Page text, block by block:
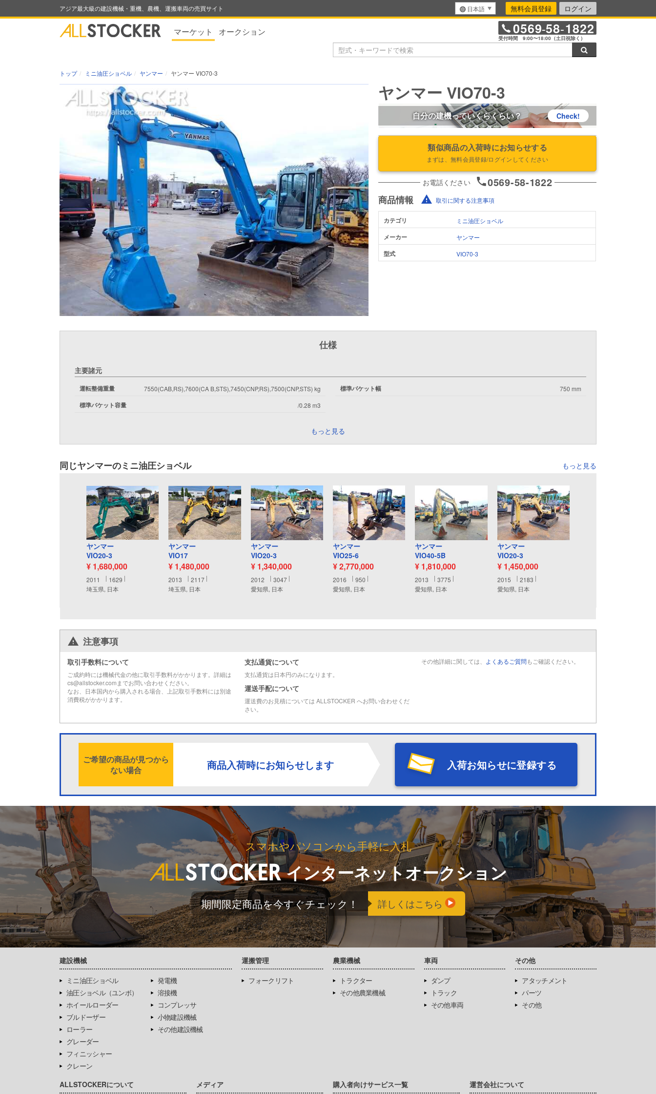
アジア最大級の建設機械・重機、農機、運搬車両の売買サイト 日本語 無料会員登録 ログイン
マーケット オークション 0569-58-1822
受付時間 9:00〜18:00（土日祝除く）
トップ ミニ油圧ショベル ヤンマー ヤンマー VIO70-3
ヤンマー VIO70-3
自分の建機っていくらくらい？ Check!
類似商品の入荷時にお知らせする
まずは、無料会員登録/ログインしてください
お電話ください 0569-58-1822
商品情報 取引に関する注意事項
カテゴリ ミニ油圧ショベル
メーカー ヤンマー
型式 VIO70-3
仕様
主要諸元
運転整備重量 7550(CAB,RS),7600(CA B,STS),7450(CNP,RS),7500(CNP,STS) kg
標準バケット容量 /0.28 m3
標準バケット幅 750 mm
もっと見る
同じヤンマーのミニ油圧ショベル もっと見る
ヤンマー
VIO20-3
¥ 1,680,000
2011
1629
埼玉県, 日本
ヤンマー
VIO17
¥ 1,480,000
2013
2117
埼玉県, 日本
ヤンマー
VIO20-3
¥ 1,340,000
2012
3047
愛知県, 日本
ヤンマー
VIO25-6
¥ 2,770,000
2016
950
愛知県, 日本
ヤンマー
VIO40-5B
¥ 1,810,000
2013
3775
愛知県, 日本
ヤンマー
VIO20-3
¥ 1,450,000
2015
2183
愛知県, 日本
注意事項
取引手数料について
ご成約時には機械代金の他に取引手数料がかかります。詳細は
cs@allstocker.comまでお問い合わせください。
なお、日本国内から購入される場合、上記取引手数料には別途
消費税がかかります。
支払通貨について
支払通貨は日本円のみになります。
運送手配について
運送費のお見積については ALLSTOCKER へお問い合わせくだ
さい。
その他詳細に関しては、 よくあるご質問もご確認ください。
ご希望の商品が見つから
ない場合
商品入荷時にお知らせします 入荷お知らせに登録する
スマホやパソコンから手軽に入札
インターネットオークション
期間限定商品を今すぐチェック！ 詳しくはこちら
建設機械
ミニ油圧ショベル
油圧ショベル（ユンボ）
ホイールローダー
ブルドーザー
ローラー
グレーダー
フィニッシャー
クレーン
発電機
溶接機
コンプレッサ
小物建設機械
その他建設機械
運搬管理
フォークリフト
農業機械
トラクター
その他農業機械
車両
ダンプ
トラック
その他車両
その他
アタッチメント
パーツ
その他
ALLSTOCKERについて メディア 購入者向けサービス一覧 運営会社について